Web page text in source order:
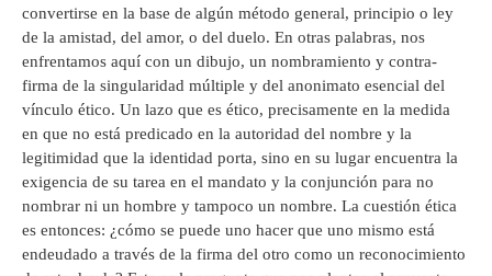
convertirse en la base de algún método general, principio o ley
de la amistad, del amor, o del duelo. En otras palabras, nos
enfrentamos aquí con un dibujo, un nombramiento y contra-
firma de la singularidad múltiple y del anonimato esencial del
vínculo ético. Un lazo que es ético, precisamente en la medida
en que no está predicado en la autoridad del nombre y la
legitimidad que la identidad porta, sino en su lugar encuentra la
exigencia de su tarea en el mandato y la conjunción para no
nombrar ni un hombre y tampoco un nombre. La cuestión ética
es entonces: ¿cómo se puede uno hacer que uno mismo está
endeudado a través de la firma del otro como un reconocimiento